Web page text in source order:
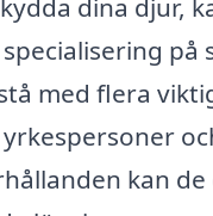
dina djur,
på
med flera
kan